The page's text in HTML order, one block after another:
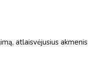
atlaisvėjusius akmenis